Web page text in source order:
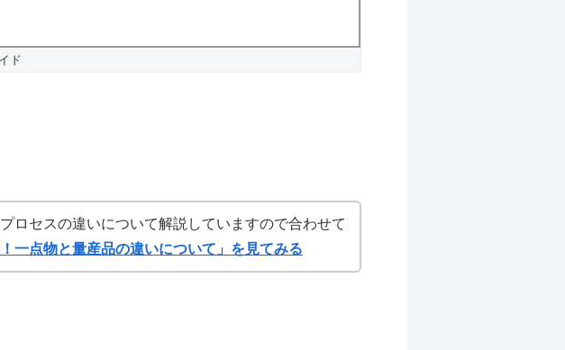
ド
ロセスの違いについて解説していますので合わせて
一点物と量産品の違いについて」を見てみる